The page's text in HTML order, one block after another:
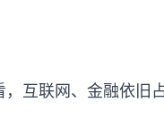
互联网、金融依旧